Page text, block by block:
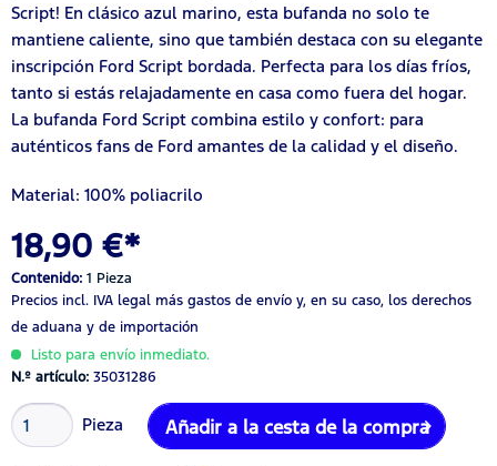
Script! En clásico azul marino, esta bufanda no solo te
mantiene caliente, sino que también destaca con su elegante
inscripción Ford Script bordada. Perfecta para los días fríos,
tanto si estás relajadamente en casa como fuera del hogar.
La bufanda Ford Script combina estilo y confort: para
auténticos fans de Ford amantes de la calidad y el diseño.
Material: 100% poliacrilo
18,90 €*
Contenido: 1 Pieza
Precios incl. IVA legal más gastos de envío y, en su caso, los derechos
de aduana y de importación
Listo para envío inmediato.
N.º artículo: 35031286
Pieza Añadir a la cesta de la compra